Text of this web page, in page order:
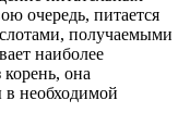
очередь, питается
получаемыми
наиболее
она
необходимой